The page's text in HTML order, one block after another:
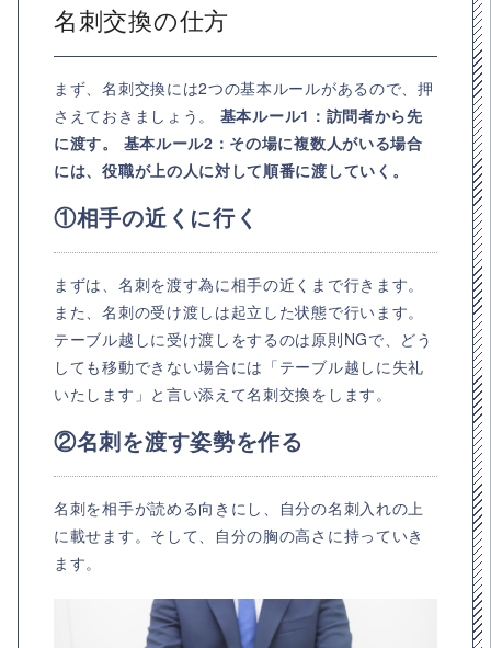
名刺交換の仕方
まず、名刺交換には2つの基本ルールがあるので、押
さえておきましょう。 基本ルール1：訪問者から先
に渡す。 基本ルール2：その場に複数人がいる場合
には、役職が上の人に対して順番に渡していく。
①相手の近くに行く
まずは、名刺を渡す為に相手の近くまで行きます。
また、名刺の受け渡しは起立した状態で行います。
テーブル越しに受け渡しをするのは原則NGで、どう
しても移動できない場合には「テーブル越しに失礼
いたします」と言い添えて名刺交換をします。
②名刺を渡す姿勢を作る
名刺を相手が読める向きにし、自分の名刺入れの上
に載せます。そして、自分の胸の高さに持っていき
ます。